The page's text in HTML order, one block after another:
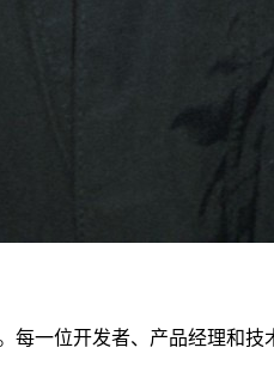
一位开发者、产品经理和